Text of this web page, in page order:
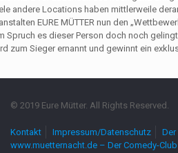
andere Locations haben mittlerweile
EURE MÜTTER nun den
Spruch es dieser Person doch noch
zum Sieger ernannt und gewinnt ein
© 2019 Eure Mütter. All Rights Reserved.
Kontakt Impressum/Datenschutz
www.muetternacht.de – Der Comedy-Club